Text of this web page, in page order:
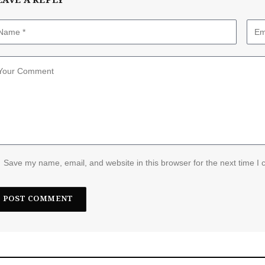
Save my name, email, and website in this browser for the next time I